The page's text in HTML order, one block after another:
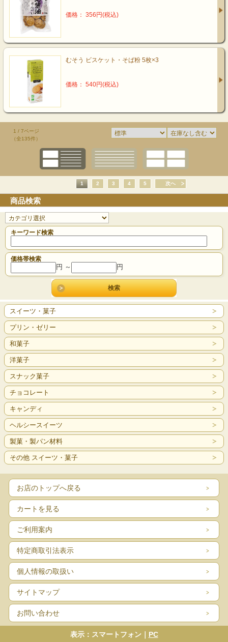
価格： 356円(税込)
むそう ビスケット・そば粉 5枚×3
価格： 540円(税込)
1 / 7ページ
（全135件）
1 2 3 4 5 次へ
商品検索
キーワード検索
価格帯検索
円 ～ 円
スイーツ・菓子
プリン・ゼリー
和菓子
洋菓子
スナック菓子
チョコレート
キャンディ
ヘルシースイーツ
製菓・製パン材料
その他 スイーツ・菓子
お店のトップへ戻る
カートを見る
ご利用案内
特定商取引法表示
個人情報の取扱い
サイトマップ
お問い合わせ
表示：スマートフォン｜ PC